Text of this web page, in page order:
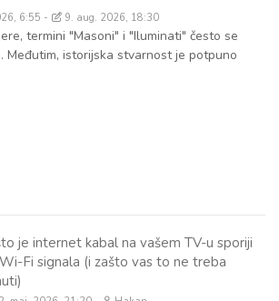
6:55 9. aug. 2026, 18:30
termini "Masoni" i "Iluminati" često se
Međutim, istorijska stvarnost je potpuno
je internet kabal na vašem TV-u sporiji
Fi signala (i zašto vas to ne treba